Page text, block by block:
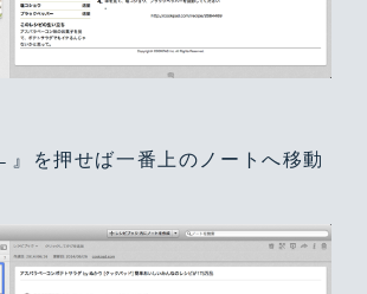
を押せば一番上のノートへ移動